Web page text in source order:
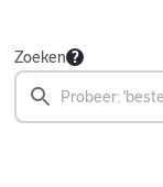
Zoeken